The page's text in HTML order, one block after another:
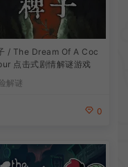
/ The Dream Of A Coc
点击式剧情解谜游戏
险解谜
0